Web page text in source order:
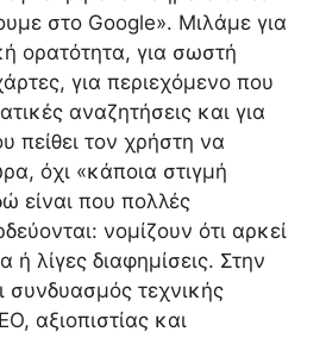
στο Google». Μιλάμε για
ορατότητα, για σωστή
για περιεχόμενο που
αναζητήσεις και για
πείθει τον χρήστη να
όχι «κάποια στιγμή
είναι που πολλές
νομίζουν ότι αρκεί
ή λίγες διαφημίσεις. Στην
συνδυασμός τεχνικής
αξιοπιστίας και